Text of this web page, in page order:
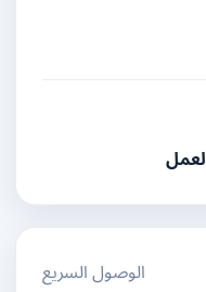
الوصول السريع